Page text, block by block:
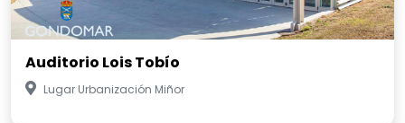
Auditorio Lois Tobío
Lugar Urbanización Miñor